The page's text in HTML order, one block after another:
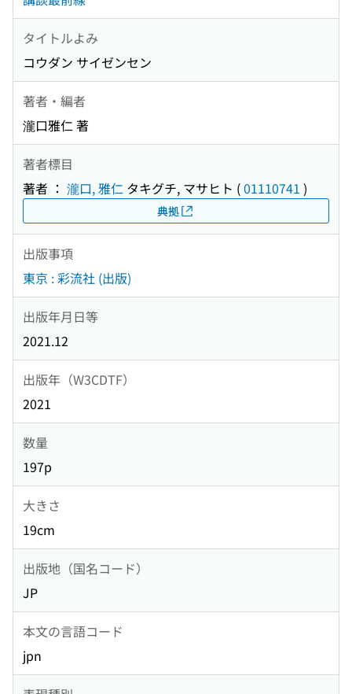
タイトルよみ
コウダン サイゼンセン
著者・編者
瀧口雅仁 著
著者標目
著者 ： 瀧口, 雅仁 タキグチ, マサヒト (01110741 )
典拠
出版事項
東京 : 彩流社 (出版)
出版年月日等
2021.12
出版年（W3CDTF）
2021
数量
197p
大きさ
19cm
出版地（国名コード）
JP
本文の言語コード
jpn